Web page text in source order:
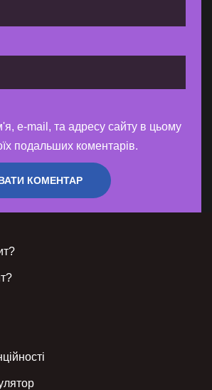
e-mail, та адресу сайту в цьому
подальших коментарів.